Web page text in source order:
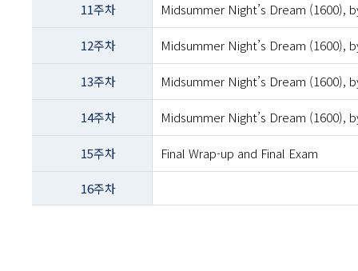
11주차 Midsummer Night’s Dream (1600),
12주차 Midsummer Night’s Dream (1600),
13주차 Midsummer Night’s Dream (1600),
14주차 Midsummer Night’s Dream (1600),
15주차 Final Wrap-up and Final Exam
16주차